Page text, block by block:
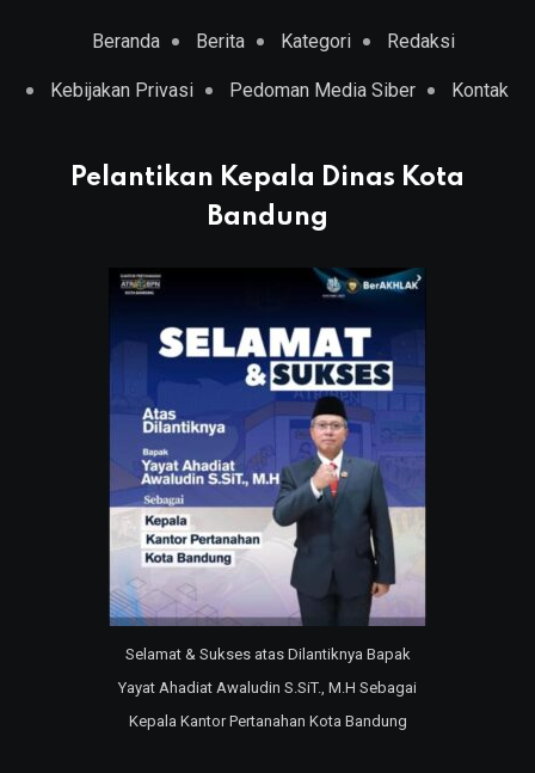
Beranda Berita Kategori Redaksi
Kebijakan Privasi Pedoman Media Siber Kontak
Pelantikan Kepala Dinas Kota
Bandung
Selamat & Sukses atas Dilantiknya Bapak
Yayat Ahadiat Awaludin S.SiT., M.H Sebagai
Kepala Kantor Pertanahan Kota Bandung